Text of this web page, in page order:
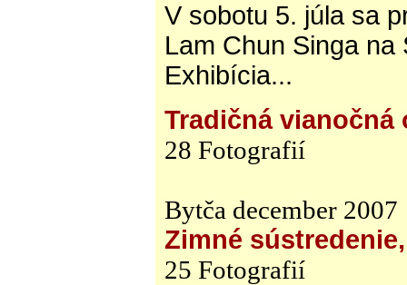
V sobotu 5. júla sa
Lam Chun Singa
Exhibícia...
Tradičná vianočná
28 Fotografií
Bytča december 2007
Zimné
25 Fotografií